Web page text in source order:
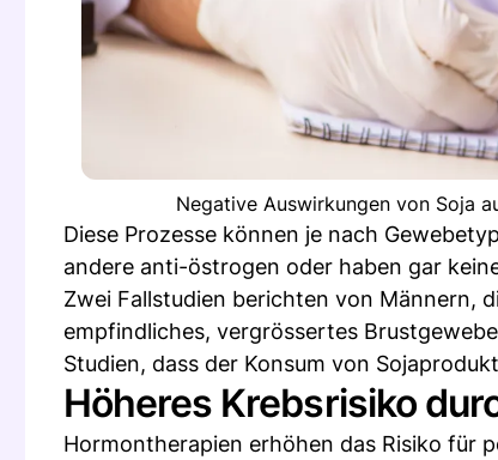
Negative Auswirkungen von Soja
Diese Prozesse können je nach
andere anti-östrogen oder haben gar
Zwei Fallstudien berichten von Männern,
empfindliches, vergrössertes
Studien, dass der Konsum von
Höheres Krebsrisiko
Hormontherapien erhöhen das Risiko für